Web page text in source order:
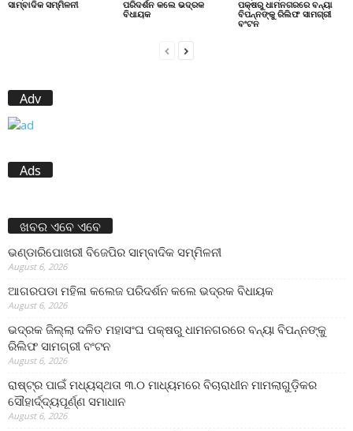
ସାମ୍ବାଦିକ ସମ୍ମିଳନୀ
ପରିଦର୍ଶନ କଲେ ଭଦ୍ରକ
ବିଧାୟକ
ପକ୍ଷରୁ ଧାମନଗରରେ ବନ୍ୟା
ବିପନ୍ନଙ୍କୁ ରିଲିଫ ସାମଗ୍ରୀ
ବଂଟନ
Adv
Ads
ଖବର ଏବେ ଏବେ
ଭଣ୍ଡାରିପୋଖରୀ ବିଜେପିର ସାମ୍ବାଦିକ ସମ୍ମିଳନୀ
August 6, 2026
ଆଗରପଡା ମହିଳା କଲେଜ ପରିଦର୍ଶନ କଲେ ଭଦ୍ରକ ବିଧାୟକ
August 6, 2026
ଭଦ୍ରକ ଜିଲ୍ଲା ଦଳିତ ମହାସଂଘ ପକ୍ଷରୁ ଧାମନଗରରେ ବନ୍ୟା ବିପନ୍ନଙ୍କୁ
ରିଲିଫ ସାମଗ୍ରୀ ବଂଟନ
August 6, 2026
ରାଷ୍ଟ୍ର ପାଇଁ ମଧ୍ୟସ୍ଥତା ୩.୦ ମାଧ୍ୟମରେ ବିଚାରାଧୀନ ମାମଲାଗୁଡ଼ିକର
ସୌହାର୍ଦ୍ଦ୍ୟପୂର୍ଣ୍ଣ ସମାଧାନ
August 6, 2026